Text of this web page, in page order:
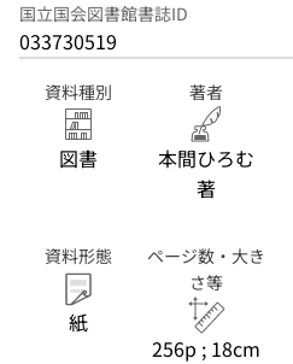
国立国会図書館書誌ID
033730519
資料種別
図書
著者
本間ひろむ
著
資料形態
紙
ページ数・大き
さ等
256p ; 18cm